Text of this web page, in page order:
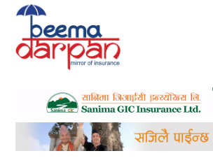
Skip
content